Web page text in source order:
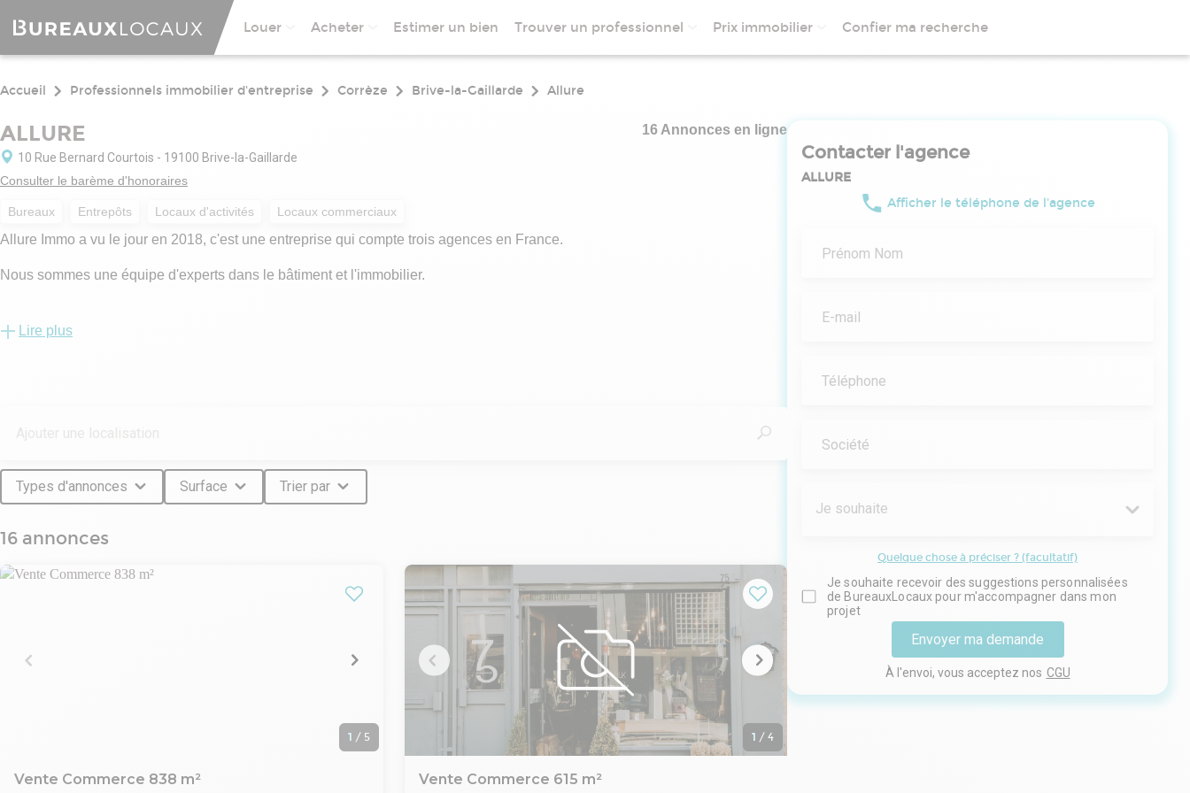
Louer Acheter Estimer un bien Trouver un professionnel Prix immobilier Confier ma recherche
Accueil Professionnels immobilier d'entreprise Corrèze Brive-la-Gaillarde Allure
ALLURE
10 Rue Bernard Courtois - 19100 Brive-la-Gaillarde
Consulter le barème d'honoraires
16 Annonces en ligne
Bureaux Entrepôts Locaux d'activités Locaux commerciaux
Allure Immo a vu le jour en 2018, c'est une entreprise qui compte trois agences en France.
Nous sommes une équipe d'experts dans le bâtiment et l'immobilier.
personnels.
Lire plus
Types d'annonces Surface Trier par
16 annonces
1 / 5
Vente Commerce 838 m²
1 / 4
Vente Commerce 615 m²
Contacter l'agence
ALLURE
Afficher le téléphone de l'agence
Prénom Nom
E-mail
Téléphone
Société
Je souhaite
Quelque chose à préciser ? (facultatif)
Je souhaite recevoir des suggestions personnalisées
de BureauxLocaux pour m'accompagner dans mon
projet
Envoyer ma demande
À l'envoi, vous acceptez nos CGU